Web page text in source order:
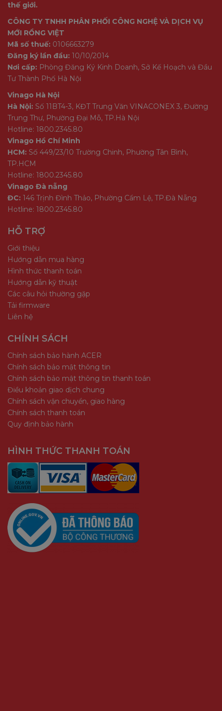
thế giới.
CÔNG TY TNHH PHÂN PHỐI CÔNG NGHỆ VÀ DỊCH VỤ
MỚI RỒNG VIỆT
Mã số thuế: 0106663279
Đăng ký lần đầu: 10/10/2014
Nơi cấp: Phòng Đăng Ký Kinh Doanh, Sở Kế Hoạch và Đầu
Tư Thành Phố Hà Nội
Vinago Hà Nội
Hà Nội: Số 11BT4-3, KĐT Trung Văn VINACONEX 3, Đường
Trung Thư, Phường Đại Mỗ, TP.Hà Nội
Hotline: 1800.2345.80
Vinago Hồ Chí Minh
HCM: Số 449/23/10 Trường Chinh, Phường Tân Bình,
TP.HCM
Hotline: 1800.2345.80
Vinago Đà nẵng
ĐC: 146 Trịnh Đình Thảo, Phường Cẩm Lệ, TP.Đà Nẵng
Hotline: 1800.2345.80
HỖ TRỢ
Giới thiệu
Hướng dẫn mua hàng
Hình thức thanh toán
Hướng dẫn kỹ thuật
Các câu hỏi thường gặp
Tải firmware
Liên hệ
CHÍNH SÁCH
Chính sách bảo hành ACER
Chính sách bảo mật thông tin
Chính sách bảo mật thông tin thanh toán
Điều khoản giao dịch chung
Chính sách vận chuyển, giao hàng
Chính sách thanh toán
Quy định bảo hành
HÌNH THỨC THANH TOÁN